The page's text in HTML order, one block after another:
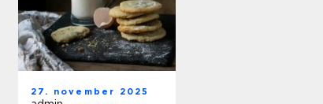
27. november 2025